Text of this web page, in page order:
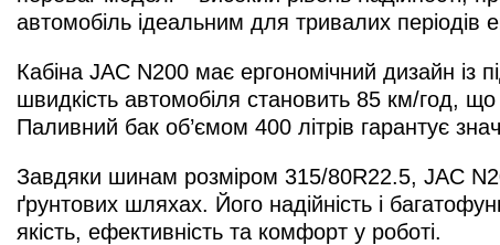
автомобіль ідеальним для тривалих періодів
Кабіна JAC N200 має ергономічний дизайн
швидкість автомобіля становить 85 км/год,
Паливний бак об’ємом 400 літрів гарантує
Завдяки шинам розміром 315/80R22.5, JAC
ґрунтових шляхах. Його надійність і
якість, ефективність та комфорт у роботі.